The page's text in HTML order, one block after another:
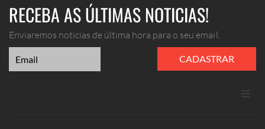
RECEBA AS ÚLTIMAS NOTICIAS!
Enviaremos noticias de última hora para o seu email.
CADASTRAR